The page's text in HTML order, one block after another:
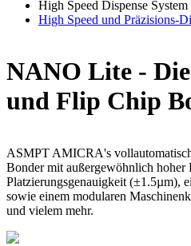
High Speed Dispense System
High Speed und Präzisions-
NANO Lite -
und Flip Chip
ASMPT AMICRA's
Bonder mit außergewöhnlich hoher
Platzierungsgenauigkeit (±1.5µm),
sowie einem modularen
und vielem mehr.